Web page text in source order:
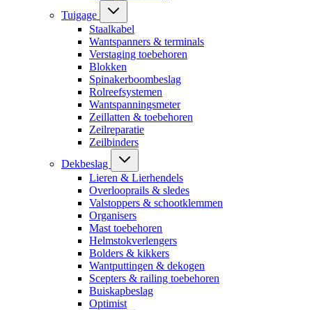
Tuigage
Staalkabel
Wantspanners & terminals
Verstaging toebehoren
Blokken
Spinakerboombeslag
Rolreefsystemen
Wantspanningsmeter
Zeillatten & toebehoren
Zeilreparatie
Zeilbinders
Dekbeslag
Lieren & Lierhendels
Overlooprails & sledes
Valstoppers & schootklemmen
Organisers
Mast toebehoren
Helmstokverlengers
Bolders & kikkers
Wantputtingen & dekogen
Scepters & railing toebehoren
Buiskapbeslag
Optimist